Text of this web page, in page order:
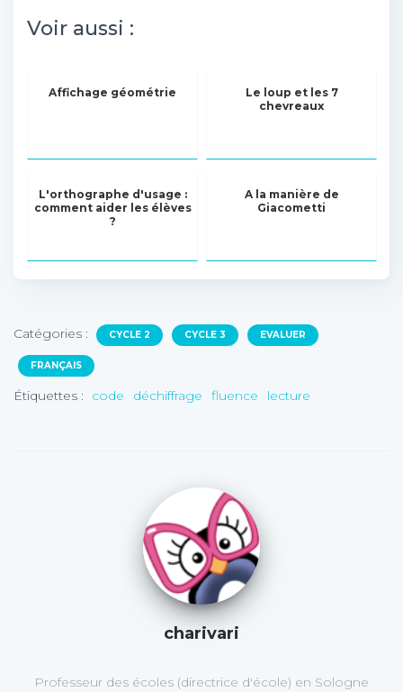
Voir aussi :
Affichage géométrie
Le loup et les 7
chevreaux
L'orthographe d'usage :
comment aider les élèves
?
A la manière de
Giacometti
Catégories : CYCLE 2 CYCLE 3 EVALUER
FRANÇAIS
Étiquettes : code déchiffrage fluence lecture
charivari
Professeur des écoles (directrice d'école) en Sologne